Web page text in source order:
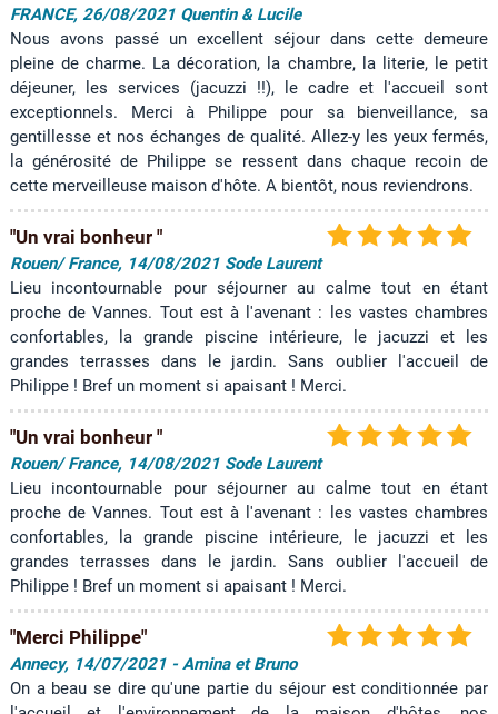
FRANCE, 26/08/2021 Quentin & Lucile
Nous avons passé un excellent séjour dans cette demeure
pleine de charme. La décoration, la chambre, la literie, le petit
déjeuner, les services (jacuzzi !!), le cadre et l'accueil sont
exceptionnels. Merci à Philippe pour sa bienveillance, sa
gentillesse et nos échanges de qualité. Allez-y les yeux fermés,
la générosité de Philippe se ressent dans chaque recoin de
cette merveilleuse maison d'hôte. A bientôt, nous reviendrons.
"Un vrai bonheur "
Rouen/ France, 14/08/2021 Sode Laurent
Lieu incontournable pour séjourner au calme tout en étant
proche de Vannes. Tout est à l'avenant : les vastes chambres
confortables, la grande piscine intérieure, le jacuzzi et les
grandes terrasses dans le jardin. Sans oublier l'accueil de
Philippe ! Bref un moment si apaisant ! Merci.
"Un vrai bonheur "
Rouen/ France, 14/08/2021 Sode Laurent
Lieu incontournable pour séjourner au calme tout en étant
proche de Vannes. Tout est à l'avenant : les vastes chambres
confortables, la grande piscine intérieure, le jacuzzi et les
grandes terrasses dans le jardin. Sans oublier l'accueil de
Philippe ! Bref un moment si apaisant ! Merci.
"Merci Philippe"
Annecy, 14/07/2021 - Amina et Bruno
On a beau se dire qu'une partie du séjour est conditionnée par